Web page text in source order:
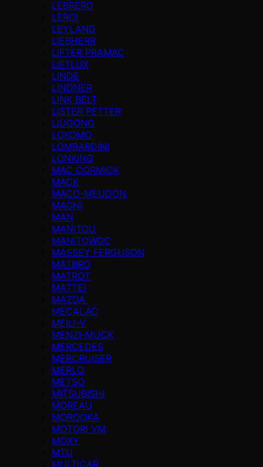
LEBRERO
LEROI
LEYLAND
LIEBHERR
LIFTER PRAMAC
LIFTLUX
LINDE
LINDNER
LINK BELT
LISTER PETTER
LIUGONG
LOKOMO
LOMBARDINI
LONKING
MAC CORMICK
MACK
MACO-MEUDON
MAGNI
MAN
MANITOU
MANITOWOC
MASSEY FERGUSON
MATBRO
MATROT
MATTEI
MAZDA
MECALAC
MEILI-V
MENZI-MUCK
MERCEDES
MERCRUISER
MERLO
METSO
MITSUBISHI
MOREAU
MOROOKA
MOTORI VM
MOXY
MTU
MULTICAR